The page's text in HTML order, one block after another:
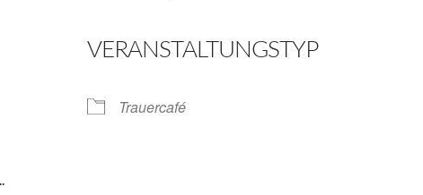
Google Kalender iCalendar
VERANSTALTUNGSTYP
Trauercafé